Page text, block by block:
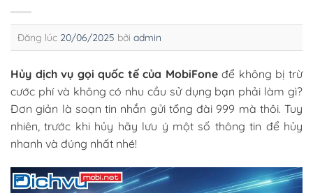
Đăng lúc 20/06/2025 bởi admin
Hủy dịch vụ gọi quốc tế của MobiFoneđể không bị trừ
cước phí và không có nhu cầu sử dụng bạn phải làm gì?
Đơn giản là soạn tin nhắn gửi tổng đài 999 mà thôi. Tuy
nhiên, trước khi hủy hãy lưu ý một số thông tin để hủy
nhanh và đúng nhất nhé!